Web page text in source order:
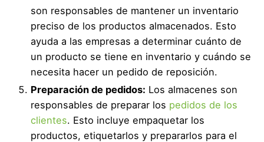
son responsables de mantener un inventario
preciso de los productos almacenados. Esto
ayuda a las empresas a determinar cuánto de
un producto se tiene en inventario y cuándo se
necesita hacer un pedido de reposición.
Preparación de pedidos: Los almacenes son
responsables de preparar los pedidos de los
clientes. Esto incluye empaquetar los
productos, etiquetarlos y prepararlos para el